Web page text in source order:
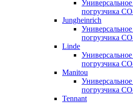
погрузчика
Jungheinrich
погрузчика
Linde
погрузчика
Manitou
погрузчика
Tennant